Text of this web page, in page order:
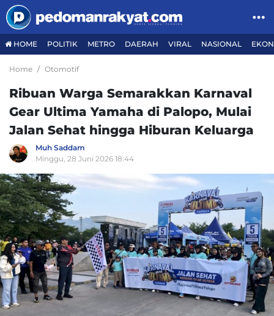
HOME POLITIK METRO DAERAH VIRAL NASIONAL
Home Otomotif
Ribuan Warga Semarakkan Karnaval
Gear Ultima Yamaha di Palopo, Mulai
Jalan Sehat hingga Hiburan Keluarga
Muh Saddam
Minggu, 28 Juni 2026 18:44